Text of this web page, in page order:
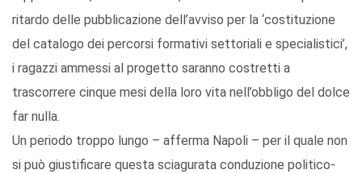
ritardo delle pubblicazione dell’avviso per la ‘costituzione
del catalogo dei percorsi formativi settoriali e specialistici’,
i ragazzi ammessi al progetto saranno costretti a
trascorrere cinque mesi della loro vita nell’obbligo del dolce
far nulla.
Un periodo troppo lungo – afferma Napoli – per il quale non
si può giustificare questa sciagurata conduzione politico-